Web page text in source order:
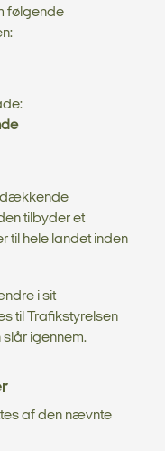
følgende
tilbyder et
til hele landet inden
i sit
til Trafikstyrelsen
igennem.
af den nævnte